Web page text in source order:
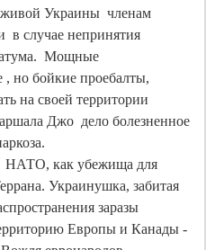
Украины  членам
в случае непринятия
Мощные
но бойкие проебалты,
на своей территории
Джо  дело болезненное
НАТО, как убежища для
Украинушка, забитая
заразы
Европы и Канады -